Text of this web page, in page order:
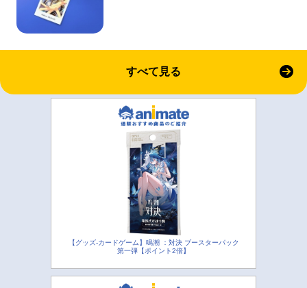
すべて見る
【グッズ-カードゲーム】鳴潮 ：対決 ブースターパック
第一弾【ポイント2倍】